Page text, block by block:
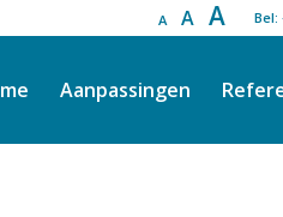
Bel:
A A A
Aanpassingen